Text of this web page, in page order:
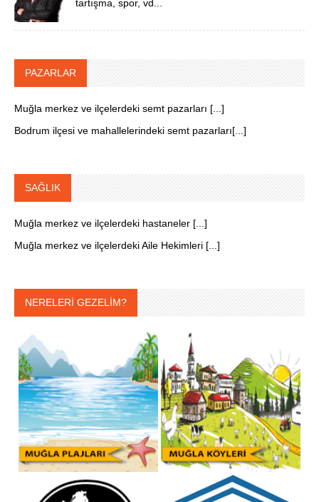
tartışma, spor, vd...
PAZARLAR
Muğla merkez ve ilçelerdeki semt pazarları [...]
Bodrum ilçesi ve mahallelerindeki semt pazarları[...]
SAĞLIK
Muğla merkez ve ilçelerdeki hastaneler [...]
Muğla merkez ve ilçelerdeki Aile Hekimleri [...]
NERELERİ GEZELİM?